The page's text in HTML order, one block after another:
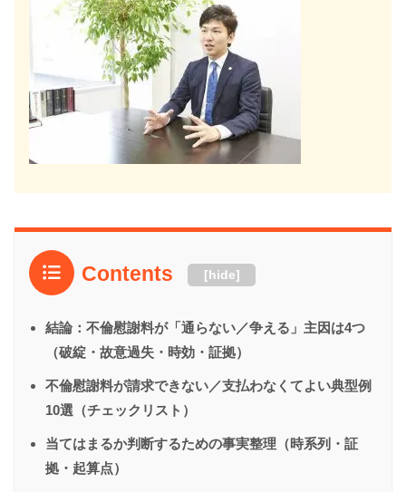
Contents [hide]
結論：不倫慰謝料が「通らない／争える」主因は4つ
（破綻・故意過失・時効・証拠）
不倫慰謝料が請求できない／支払わなくてよい典型例
10選（チェックリスト）
当てはまるか判断するための事実整理（時系列・証
拠・起算点）